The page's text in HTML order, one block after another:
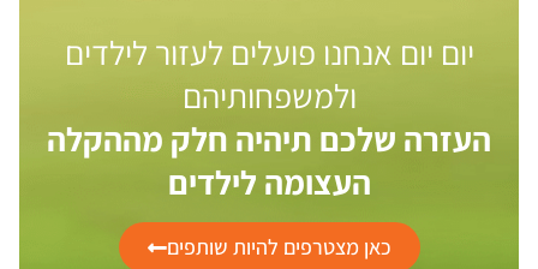
יום יום אנחנו פועלים לעזור לילדים
ולמשפחותיהם
העזרה שלכם תיהיה חלק מההקלה
העצומה לילדים
כאן מצטרפים להיות שותפים